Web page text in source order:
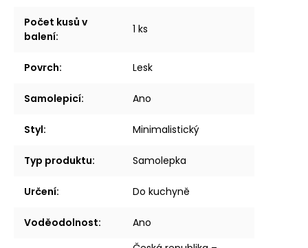
Počet kusů v
balení:
1 ks
Povrch: Lesk
Samolepicí: Ano
Styl: Minimalistický
Typ produktu: Samolepka
Určení: Do kuchyně
Voděodolnost: Ano